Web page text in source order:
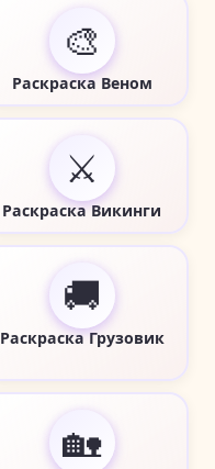
🎨
Раскраска Веном
⚔️
Раскраска Викинги
🚚
Раскраска Грузовик
🏡